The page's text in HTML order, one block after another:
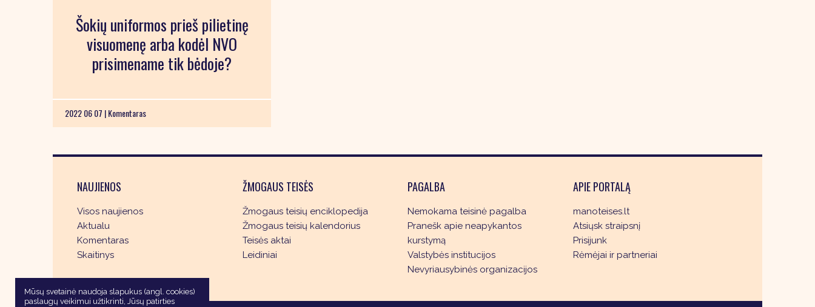
Šokių uniformos prieš pilietinę
visuomenę arba kodėl NVO
prisimename tik bėdoje?
2022 06 07 |Komentaras
NAUJIENOS
Visos naujienos
Aktualu
Komentaras
Skaitinys
ŽMOGAUS TEISĖS
Žmogaus teisių enciklopedija
Žmogaus teisių kalendorius
Teisės aktai
Leidiniai
PAGALBA
Nemokama teisinė pagalba
Pranešk apie neapykantos
kurstymą
Valstybės institucijos
Nevyriausybinės organizacijos
APIE PORTALĄ
manoteises.lt
Atsiųsk straipsnį
Prisijunk
Rėmėjai ir partneriai
Mūsų svetainė naudoja slapukus (angl. cookies)
paslaugų veikimui užtikrinti, Jūsų patirties